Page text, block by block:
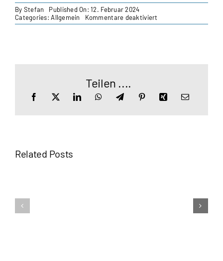
By Stefan
Published On: 12. Februar 2024
Categories:Allgemein Kommentare deaktiviert
Ist
Teilen ....
Related Posts
3.Esslinger